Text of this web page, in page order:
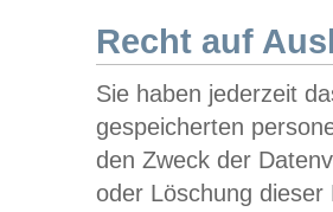
Recht auf
Sie haben jederzeit
gespeicherten
den Zweck der
oder Löschung